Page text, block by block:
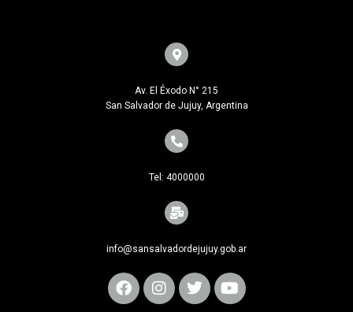
Av. El Éxodo N° 215
San Salvador de Jujuy, Argentina
Tel: 4000000
info@sansalvadordejujuy.gob.ar